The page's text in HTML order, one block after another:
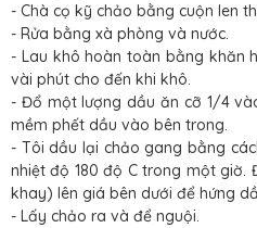
- Chà cọ kỹ chảo bằng cuộn len
- Rửa bằng xà phòng và nước.
- Lau khô hoàn toàn bằng khăn
vài phút cho đến khi khô.
- Đổ một lượng dầu ăn cỡ 1/4
mềm phết dầu vào bên trong.
- Tôi dầu lại chảo gang bằng
nhiệt độ 180 độ C trong một
khay) lên giá bên dưới để hứng
- Lấy chảo ra và để nguội.